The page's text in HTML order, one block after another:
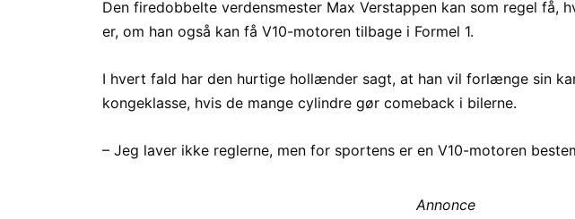
Den firedobbelte verdensmester Max Verstappen kan som regel få,
er, om han også kan få V10-motoren tilbage i Formel 1.
I hvert fald har den hurtige hollænder sagt, at han vil forlænge sin
kongeklasse, hvis de mange cylindre gør comeback i bilerne.
– Jeg laver ikke reglerne, men for sportens er en V10-motoren
Annonce